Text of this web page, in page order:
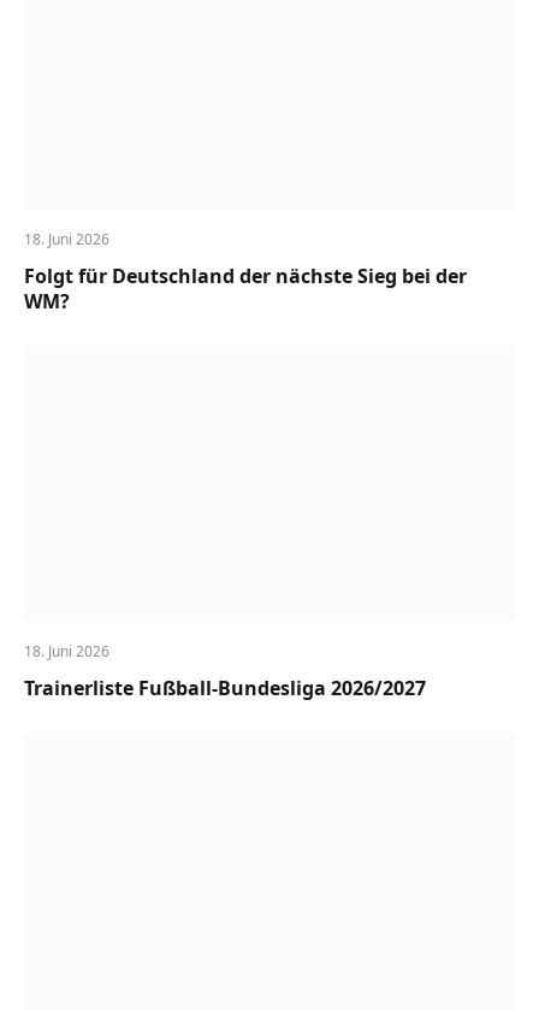
18. Juni 2026
Folgt für Deutschland der nächste Sieg bei der
WM?
18. Juni 2026
Trainerliste Fußball-Bundesliga 2026/2027